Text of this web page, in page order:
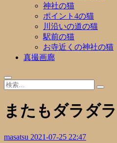
神社の猫
ポイント4の猫
川沿いの道の猫
駅前の猫
お寺近くの神社の猫
真撮画廊
またもダラダラ
masatsu 2021-07-25 22:47